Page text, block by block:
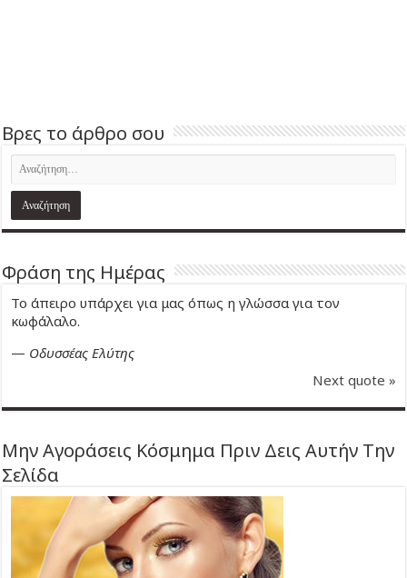
Βρες το άρθρο σου
Φράση της Ημέρας
Το άπειρο υπάρχει για μας όπως η γλώσσα για τον
κωφάλαλο.
— Οδυσσέας Ελύτης
Next quote »
Μην Αγοράσεις Κόσμημα Πριν Δεις Αυτήν Την
Σελίδα